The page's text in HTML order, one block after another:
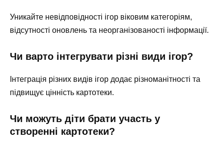
Уникайте невідповідності ігор віковим категоріям,
відсутності оновлень та неорганізованості інформації.
Чи варто інтегрувати різні види ігор?
Інтеграція різних видів ігор додає різноманітності та
підвищує цінність картотеки.
Чи можуть діти брати участь у
створенні картотеки?